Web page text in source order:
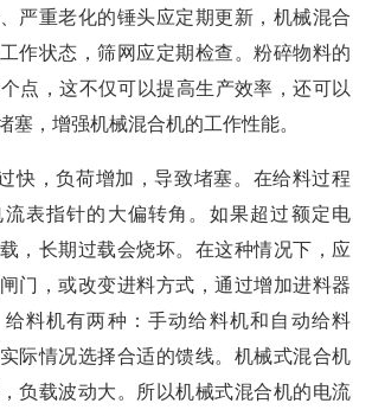
严重老化的锤头应定期更新，机械混合
作状态，筛网应定期检查。粉碎物料的
点，这不仅可以提高生产效率，还可以
塞，增强机械混合机的工作性能。
，负荷增加，导致堵塞。在给料过程
表指针的大偏转角。如果超过额定电
，长期过载会烧坏。在这种情况下，应
门，或改变进料方式，通过增加进料器
料机有两种：手动给料机和自动给料
际情况选择合适的馈线。机械式混合机
负载波动大。所以机械式混合机的电流